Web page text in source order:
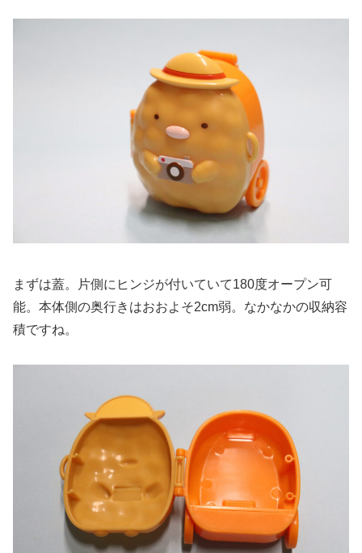
まずは蓋。片側にヒンジが付いていて180度オープン可
能。本体側の奥行きはおおよそ2cm弱。なかなかの収納容
積ですね。